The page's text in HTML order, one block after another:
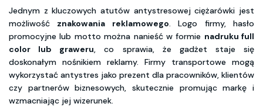
Jednym z kluczowych atutów antystresowej ciężarówki jest
możliwość znakowania reklamowego. Logo firmy, hasło
promocyjne lub motto można nanieść w formie nadruku full
color lub graweru, co sprawia, że gadżet staje się
doskonałym nośnikiem reklamy. Firmy transportowe mogą
wykorzystać antystres jako prezent dla pracowników, klientów
czy partnerów biznesowych, skutecznie promując markę i
wzmacniając jej wizerunek.